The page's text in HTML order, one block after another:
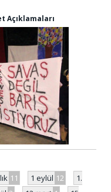
Açıklamaları
11 1 eylül 12
1.